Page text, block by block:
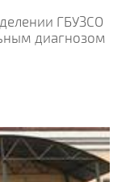
ГБУЗСО
диагнозом